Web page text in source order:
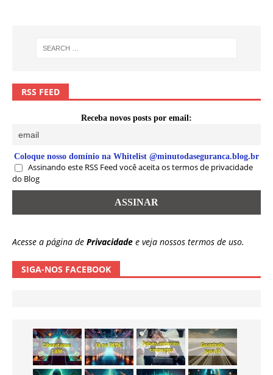
RSS FEED
Receba novos posts por email:
Coloque nosso domínio na Whitelist @minutodaseguranca.blog.br
Assinando este RSS Feed você aceita os termos de privacidade
do Blog
Acesse a página de Privacidade e veja nossos termos de uso.
SIGA-NOS FACEBOOK